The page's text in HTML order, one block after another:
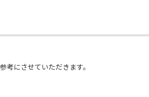
にさせていただきます。